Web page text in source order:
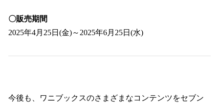
〇販売期間
2025年4月25日(金)～2025年6月25日(水)
今後も、ワニブックスのさまざまなコンテンツをセブン